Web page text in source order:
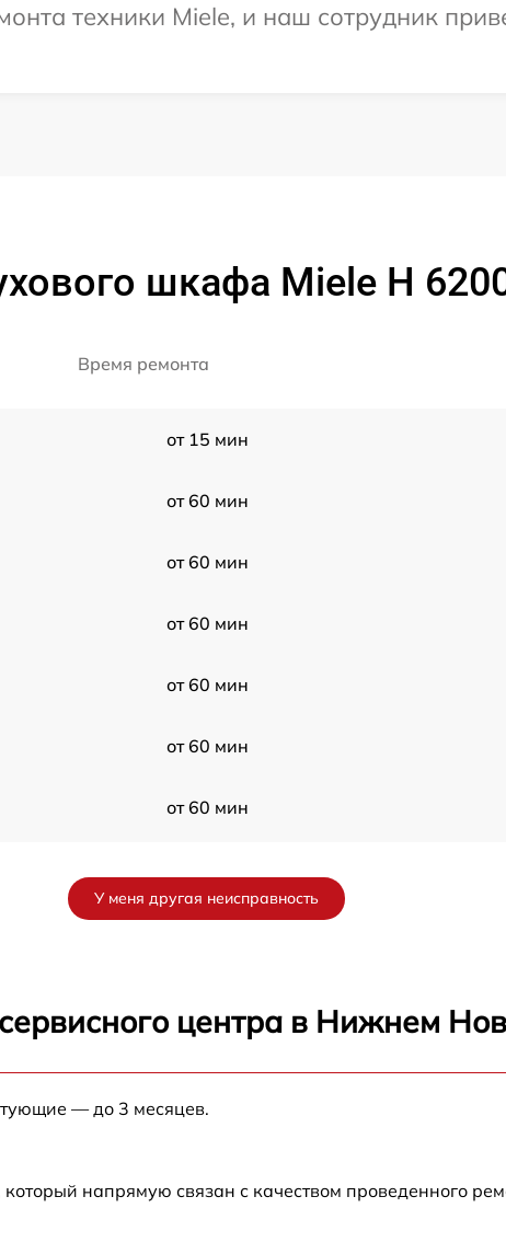
техники Miele, и наш сотрудник
шкафа Miele H
Время ремонта
от 15 мин
от 60 мин
от 60 мин
от 60 мин
от 60 мин
от 60 мин
от 60 мин
от 60 мин
У меня другая неисправность
центра в Нижнем
— до 3 месяцев.
напрямую связан с качеством проведенного